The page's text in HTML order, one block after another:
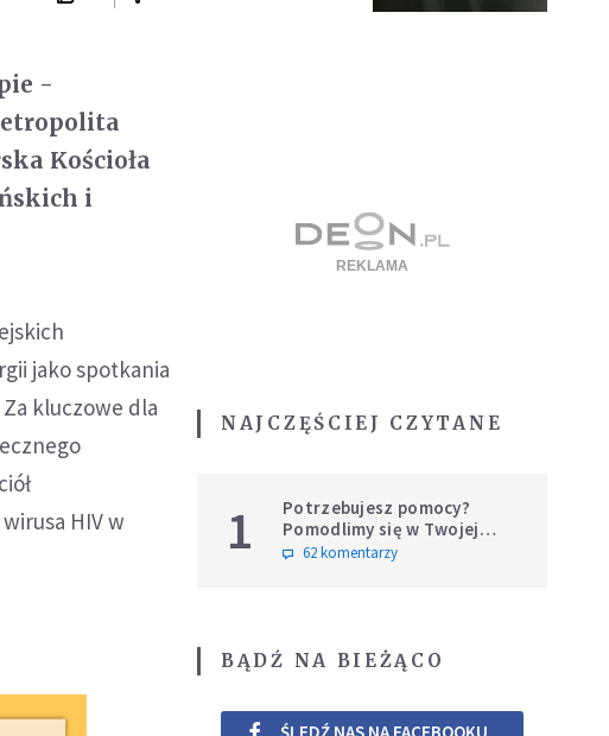
-
Kościoła
i
jako spotkania
kluczowe dla
HIV w
NAJCZĘŚCIEJ CZYTANE
1
Potrzebujesz pomocy?
Pomodlimy się w Twojej
intencji
62 komentarzy
BĄDŹ NA BIEŻĄCO